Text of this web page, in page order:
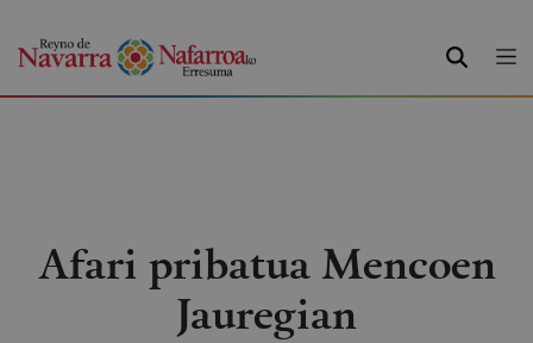
BILATU
Afari pribatua Mencoen
Jauregian